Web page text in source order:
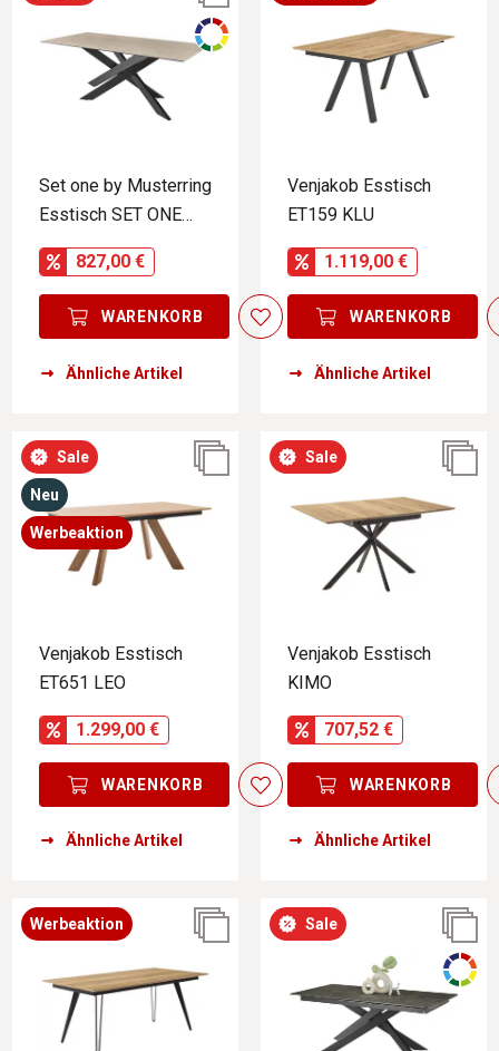
Set one by Musterring
Esstisch SET ONE
BALTIMORE
827,00 €
WARENKORB
Ähnliche Artikel
Venjakob Esstisch
ET159 KLU
1.119,00 €
WARENKORB
Ähnliche Artikel
Sale
Neu
Werbeaktion
Venjakob Esstisch
ET651 LEO
1.299,00 €
WARENKORB
Ähnliche Artikel
Sale
Venjakob Esstisch
KIMO
707,52 €
WARENKORB
Ähnliche Artikel
Werbeaktion Sale